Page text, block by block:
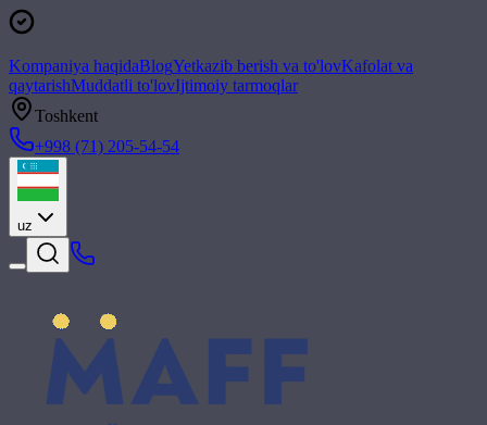
Kompaniya haqidaBlogYetkazib berish va to'lovKafolat va
qaytarishMuddatli to'lovIjtimoiy tarmoqlar
Toshkent
+998 (71) 205-54-54
uz